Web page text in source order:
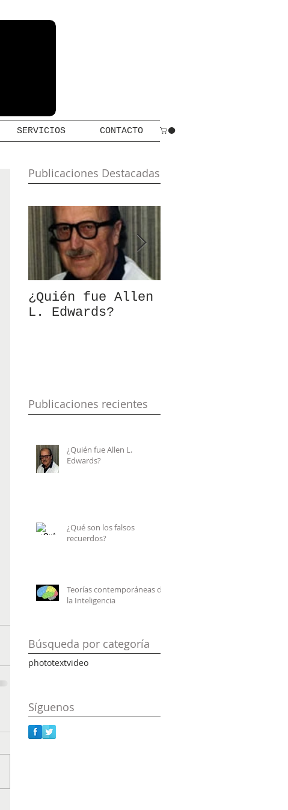
SERVICIOS CONTACTO
Publicaciones Destacadas
¿Quién fue Allen
L. Edwards?
Publicaciones recientes
¿Quién fue Allen L.
Edwards?
¿Qué son los falsos
recuerdos?
Teorías contemporáneas de
la Inteligencia
Búsqueda por categoría
phototextvideo
Síguenos